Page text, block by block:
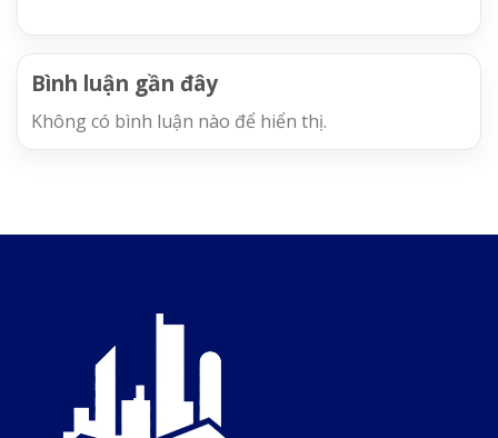
Bình luận gần đây
Không có bình luận nào để hiển thị.